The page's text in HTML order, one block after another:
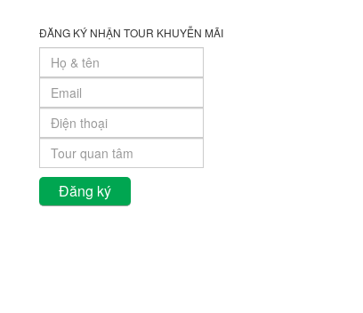
ĐĂNG KÝ NHẬN TOUR KHUYỄN MÃI